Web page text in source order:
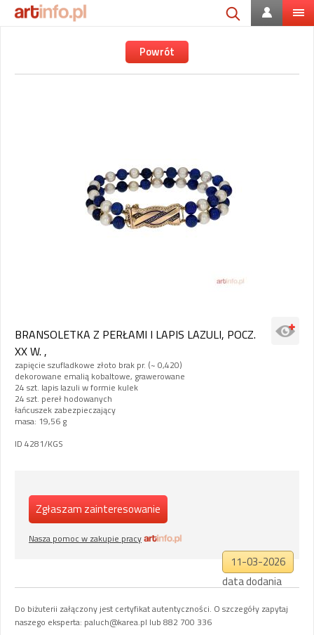
Powrót
BRANSOLETKA Z PERŁAMI I LAPIS LAZULI, POCZ.
XX W. ,
zapięcie szufladkowe złoto brak pr. (~ 0,420)
dekorowane emalią kobaltowe, grawerowane
24 szt. lapis lazuli w formie kulek
24 szt. pereł hodowanych
łańcuszek zabezpieczający
masa: 19,56 g
ID 4281/KGS
Zgłaszam zainteresowanie
Nasza pomoc w zakupie pracy
11-03-2026
data dodania
Do biżuterii załączony jest certyfikat autentyczności. O szczegóły zapytaj
naszego eksperta: paluch@karea.pl lub 882 700 336